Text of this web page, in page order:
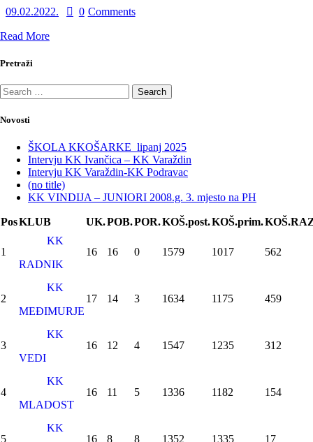
09.02.2022. 0 Comments
Read More
Pretraži
Novosti
ŠKOLA KKOŠARKE_lipanj 2025
Intervju KK Ivančica – KK Varaždin
Intervju KK Varaždin-KK Podravac
(no title)
KK VINDIJA – JUNIORI 2008.g. 3. mjesto na PH
PosKLUB UK.POB.POR.KOŠ.post.KOŠ.prim.
1
KK
RADNIK
16 16 0 1579 1017 562
2
KK
MEĐIMURJE
17 14 3 1634 1175 459
3
KK
VEDI
16 12 4 1547 1235 312
4
KK
MLADOST
16 11 5 1336 1182 154
5
KK
16 8 8 1352 1335 17